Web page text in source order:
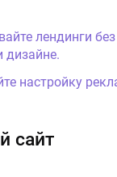
лендинги
дизайне.
настройку
сайт